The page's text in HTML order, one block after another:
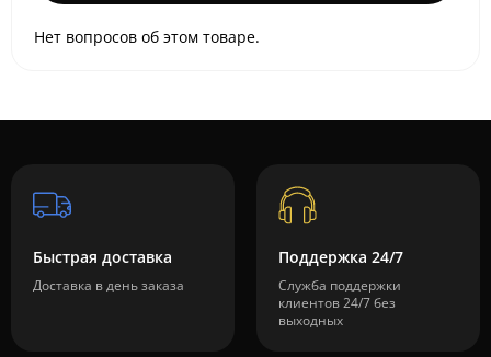
Нет вопросов об этом товаре.
Быстрая доставка
Доставка в день заказа
Поддержка 24/7
Служба поддержки
клиентов 24/7 без
выходных